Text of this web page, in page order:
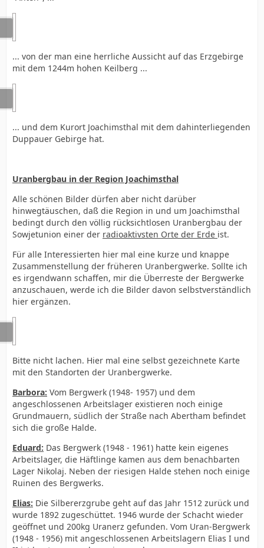
... von der man eine herrliche Aussicht auf das Erzgebirge
mit dem 1244m hohen Keilberg ...
... und dem Kurort Joachimsthal mit dem dahinterliegenden
Duppauer Gebirge hat.
Uranbergbau in der Region Joachimsthal
Alle schönen Bilder dürfen aber nicht darüber
hinwegtäuschen, daß die Region in und um Joachimsthal
bedingt durch den völlig rücksichtlosen Uranbergbau der
Sowjetunion einer der radioaktivsten Orte der Erde ist.
Für alle Interessierten hier mal eine kurze und knappe
Zusammenstellung der früheren Uranbergwerke. Sollte ich
es irgendwann schaffen, mir die Überreste der Bergwerke
anzuschauen, werde ich die Bilder davon selbstverständlich
hier ergänzen.
Bitte nicht lachen. Hier mal eine selbst gezeichnete Karte
mit den Standorten der Uranbergwerke.
Barbora: Vom Bergwerk (1948- 1957) und dem
angeschlossenen Arbeitslager existieren noch einige
Grundmauern, südlich der Straße nach Abertham befindet
sich die große Halde.
Eduard: Das Bergwerk (1948 - 1961) hatte kein eigenes
Arbeitslager, die Häftlinge kamen aus dem benachbarten
Lager Nikolaj. Neben der riesigen Halde stehen noch einige
Ruinen des Bergwerks.
Elias: Die Silbererzgrube geht auf das Jahr 1512 zurück und
wurde 1892 zugeschüttet. 1946 wurde der Schacht wieder
geöffnet und 200kg Uranerz gefunden. Vom Uran-Bergwerk
(1948 - 1956) mit angeschlossenen Arbeitslagern Elias I und